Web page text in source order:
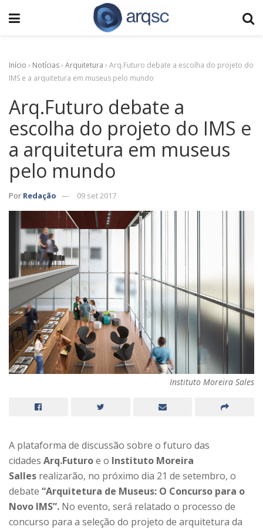
Início › Notícias› Arquitetura › Arq.Futuro debate a escolha do projeto do
IMS e a arquitetura em museus pelo mundo
Arq.Futuro debate a
escolha do projeto do IMS e
a arquitetura em museus
pelo mundo
Por Redação 09 set 2017
Instituto Moreira Sales
A plataforma de discussão sobre o futuro das
cidades Arq.Futuroe o Instituto Moreira
Salles realizarão, no próximo dia 21 de setembro, o
debate “Arquitetura de Museus: O Concurso para o
Novo IMS”. No evento, será relatado o processo de
concurso para a seleção do projeto de arquitetura da